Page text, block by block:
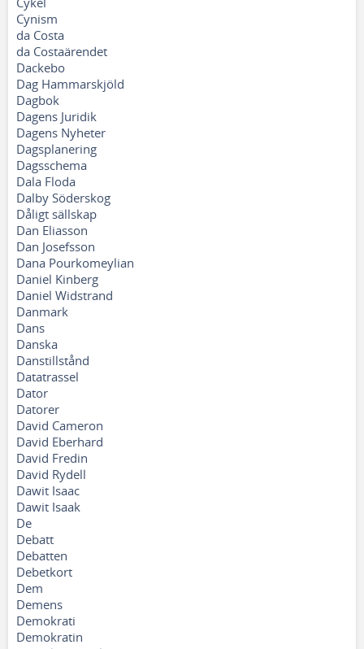
Cynism
da Costa
da Costaärendet
Dackebo
Dag Hammarskjöld
Dagbok
Dagens Juridik
Dagens Nyheter
Dagsplanering
Dagsschema
Dala Floda
Dalby Söderskog
Dåligt sällskap
Dan Eliasson
Dan Josefsson
Dana Pourkomeylian
Daniel Kinberg
Daniel Widstrand
Danmark
Dans
Danska
Danstillstånd
Datatrassel
Dator
Datorer
David Cameron
David Eberhard
David Fredin
David Rydell
Dawit Isaac
Dawit Isaak
De
Debatt
Debatten
Debetkort
Dem
Demens
Demokrati
Demokratin